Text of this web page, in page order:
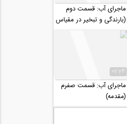
ماجرای آب: قسمت دوم
(بارندگی و تبخیر در مقیاس
جهانی)
02:24
ماجرای آب: قسمت صفرم
(مقدمه)